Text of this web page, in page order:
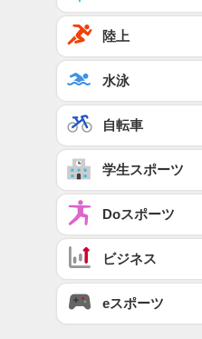
陸上
水泳
自転車
学生スポーツ
Doスポーツ
ビジネス
eスポーツ